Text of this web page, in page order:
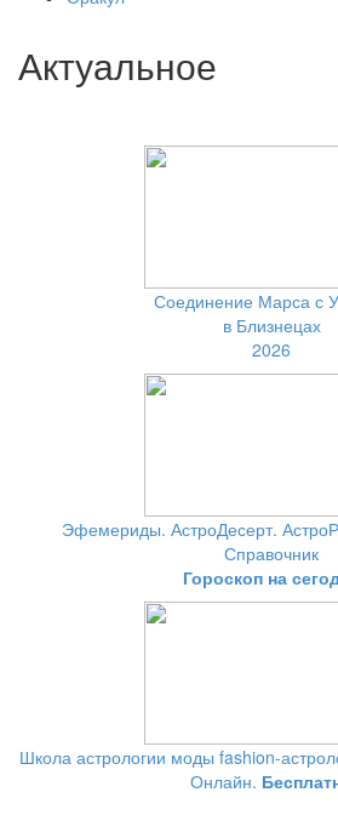
Актуальное
Соединение Марса с
в Близнецах
2026
Эфемериды. АстроДесерт.
Справочник
Гороскоп на
Школа астрологии моды fashion-
Онлайн.